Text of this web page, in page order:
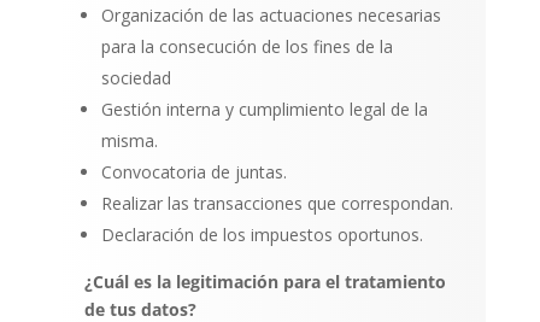
Organización de las actuaciones necesarias
para la consecución de los fines de la
sociedad
Gestión interna y cumplimiento legal de la
misma.
Convocatoria de juntas.
Realizar las transacciones que correspondan.
Declaración de los impuestos oportunos.
¿Cuál es la legitimación para el tratamiento
de tus datos?